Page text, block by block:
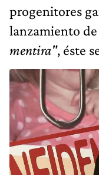
progenitores
lanzamiento de
mentira", éste